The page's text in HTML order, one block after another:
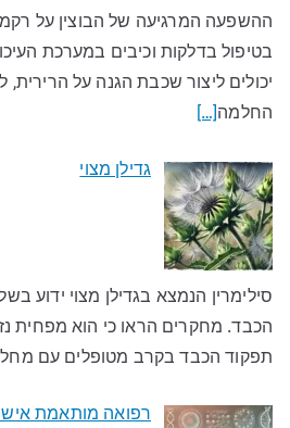
ההשפעה המרגיעה של הבוצין על
בטיפול בדלקות וכיבים במערכת
יכולים ליצור שכבת הגנה על הרירית,
החלמה[…]
גדילן מצוי
סילימרין הנמצא בגדילן מצוי ידוע
הכבד. מחקרים הראו כי הוא מפחית
תפקוד הכבד בקרב מטופלים עם
רפואה מותאמת